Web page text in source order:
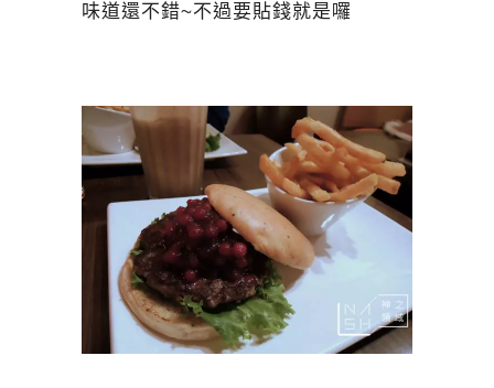
味道還不錯~不過要貼錢就是囉